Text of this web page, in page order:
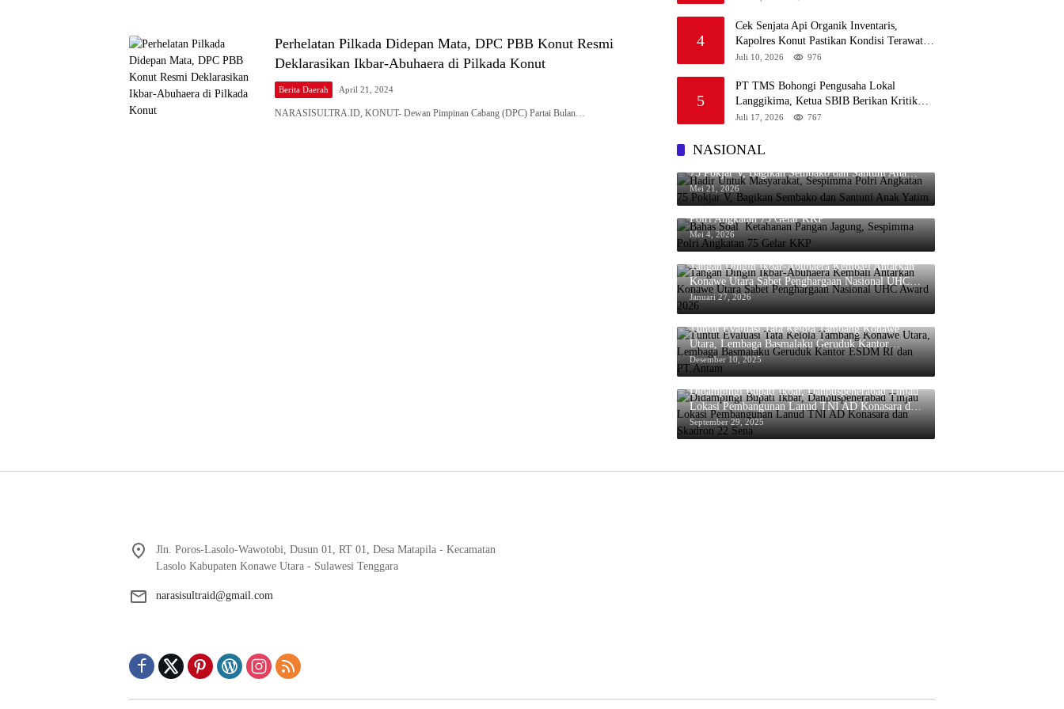
Perhelatan Pilkada Didepan Mata, DPC PBB Konut Resmi
Deklarasikan Ikbar-Abuhaera di Pilkada Konut
Berita Daerah April 21, 2024
NARASISULTRA.ID, KONUT- Dewan Pimpinan Cabang (DPC) Partai Bulan…
4
Cek Senjata Api Organik Inventaris,
Kapolres Konut Pastikan Kondisi Terawat
Juli 10, 2026 976
5
PT TMS Bohongi Pengusaha Lokal
Langgikima, Ketua SBIB Berikan Kritik
Keras
Juli 17, 2026 767
NASIONAL
Hadir Untuk Masyarakat, Sespimma Polri Angkatan
75 Pokjar V, Bagikan Sembako dan Santuni Anak
Yatim
Mei 21, 2026
Bahas Soal Ketahanan Pangan Jagung, Sespimma
Polri Angkatan 75 Gelar KKP
Mei 4, 2026
Tangan Dingin Ikbar-Abuhaera Kembali Antarkan
Konawe Utara Sabet Penghargaan Nasional UHC
Award 2026
Januari 27, 2026
Tuntut Evaluasi Tata Kelola Tambang Konawe
Utara, Lembaga Basmalaku Geruduk Kantor
ESDM RI dan PT.Antam
Desember 10, 2025
Didampingi Bupati Ikbar, Danpuspenerabad Tinjau
Lokasi Pembangunan Lanud TNI AD Konasara dan
Skadron 22 Sena
September 29, 2025
Jln. Poros-Lasolo-Wawotobi, Dusun 01, RT 01, Desa Matapila - Kecamatan
Lasolo Kabupaten Konawe Utara - Sulawesi Tenggara
narasisultraid@gmail.com